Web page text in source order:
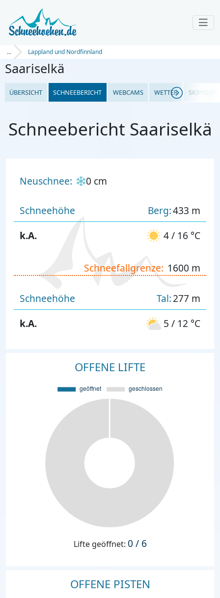
... Lappland und Nordfinnland
Saariselkä
ÜBERSICHT SCHNEEBERICHT WEBCAMS WETTER
Schneebericht Saariselkä
Neuschnee: 0 cm
Schneehöhe Berg:433 m
k.A.
4 / 16 °C
Schneefallgrenze: 1600 m
Schneehöhe Tal:277 m
k.A.
5 / 12 °C
OFFENE LIFTE
Lifte geöffnet: 0 / 6
OFFENE PISTEN